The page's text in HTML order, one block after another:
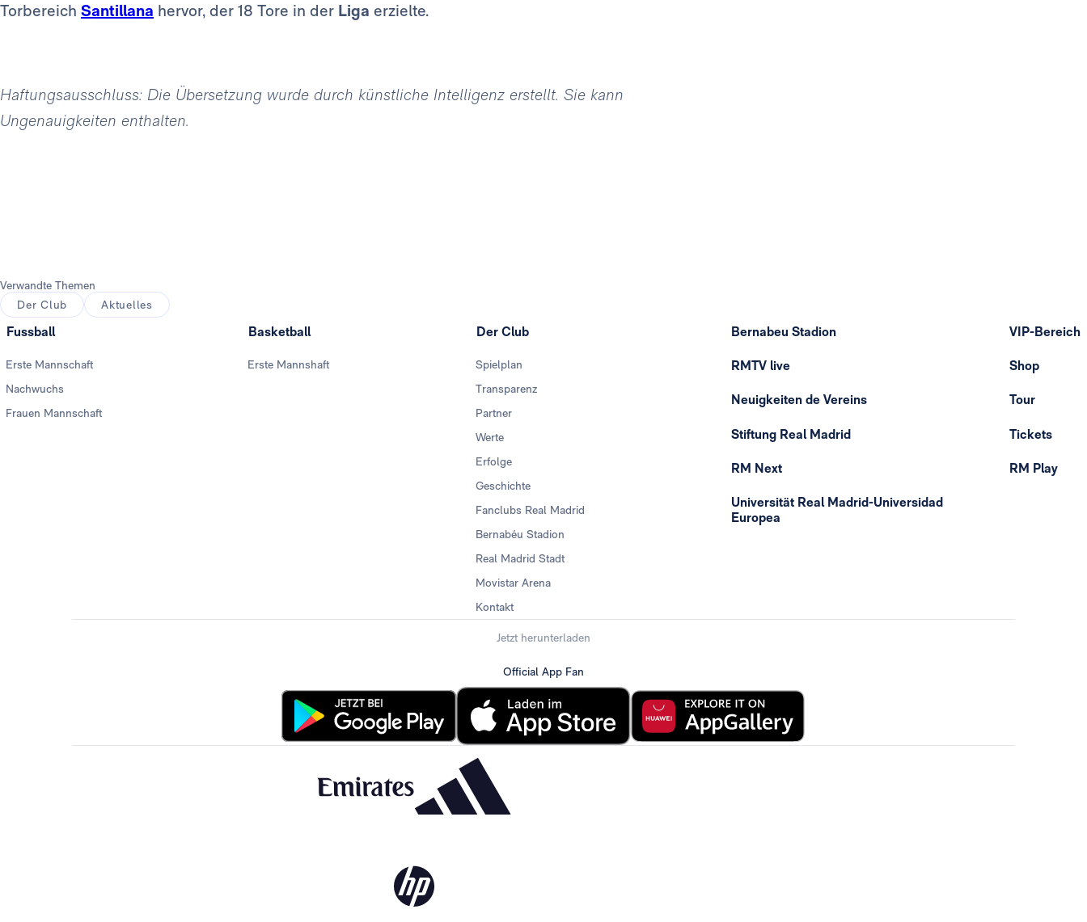
Torbereich Santillana hervor, der 18 Tore in der Liga erzielte.
Haftungsausschluss: Die Übersetzung wurde durch künstliche Intelligenz erstellt. Sie kann
Ungenauigkeiten enthalten.
Verwandte Themen
Der Club
Aktuelles
Fussball
Erste Mannschaft
Nachwuchs
Frauen Mannschaft
Basketball
Erste Mannshaft
Der Club
Spielplan
Transparenz
Partner
Werte
Erfolge
Geschichte
Fanclubs Real Madrid
Bernabéu Stadion
Real Madrid Stadt
Movistar Arena
Kontakt
Bernabeu Stadion
RMTV live
Neuigkeiten de Vereins
Stiftung Real Madrid
RM Next
Universität Real Madrid-Universidad
Europea
VIP-Bereich
Shop
Tour
Tickets
RM Play
Jetzt herunterladen
Official App Fan